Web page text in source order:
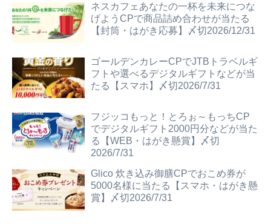
ネスカフェあなたの一杯を未来につな
げようCPで商品詰め合わせが当たる
【封筒・はがき応募】〆切2026/12/31
ゴールデンカレーCPでJTBトラベルギ
フトや選べるデジタルギフトなどが当
たる【スマホ】〆切2026/7/31
フジッコもっと！とろぉ～もっちCP
でデジタルギフト2000円分などが当た
る【WEB・はがき懸賞】〆切
2026/7/31
Glico 炊き込み御膳CPでおこめ券が
5000名様に当たる【スマホ・はがき懸
賞】〆切2026/7/31